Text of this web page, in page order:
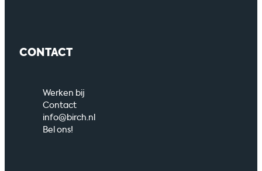
CONTACT
Werken bij
Contact
info@birch.nl
Bel ons!